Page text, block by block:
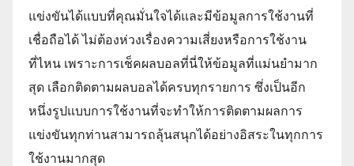
แข่งขันได้แบบที่คุณมั่นใจได้และมีข้อมูลการใช้งานที่
เชื่อถือได้ ไม่ต้องห่วงเรื่องความเสี่ยงหรือการใช้งาน
ที่ไหน เพราะการเช็คผลบอลที่นี่ให้ข้อมูลที่แม่นยำมาก
สุด เลือกติดตามผลบอลได้ครบทุกรายการ ซึ่งเป็นอีก
หนึ่งรูปแบบการใช้งานที่จะทำให้การติดตามผลการ
แข่งขันทุกท่านสามารถลุ้นสนุกได้อย่างอิสระในทุกการ
ใช้งานมากสุด